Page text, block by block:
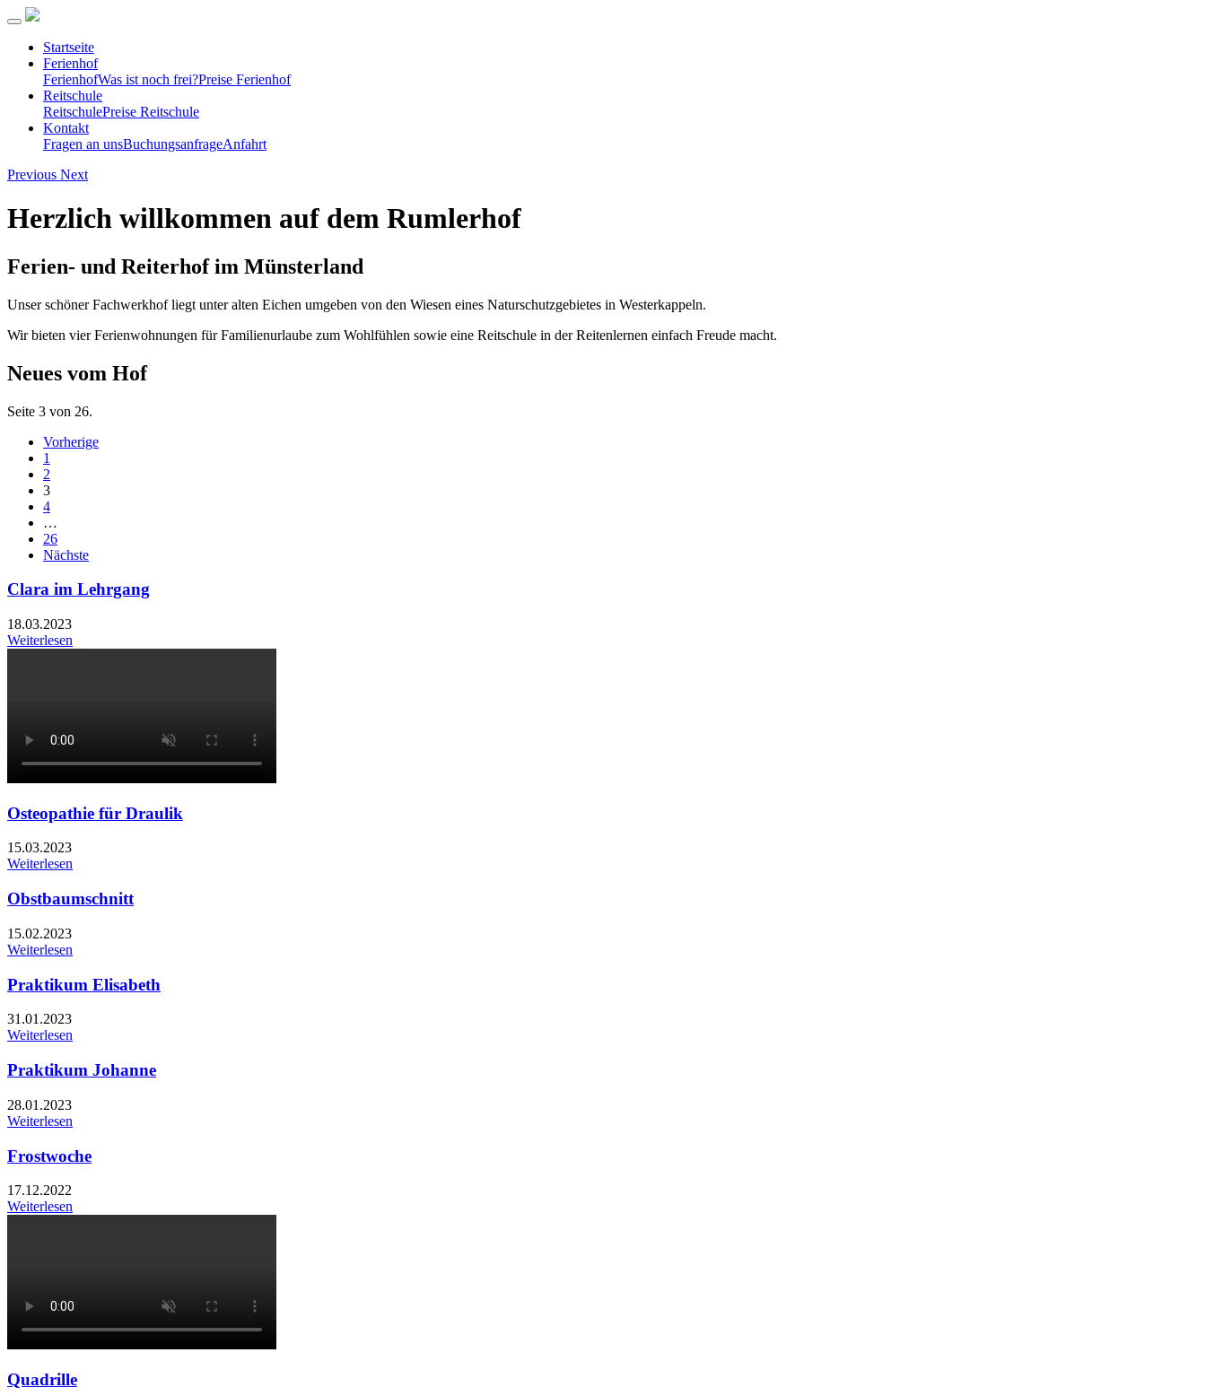
Startseite
Ferienhof
FerienhofWas ist noch frei?Preise Ferienhof
Reitschule
ReitschulePreise Reitschule
Kontakt
Fragen an unsBuchungsanfrageAnfahrt
Previous Next
Herzlich willkommen auf dem Rumlerhof
Ferien- und Reiterhof im Münsterland
Unser schöner Fachwerkhof liegt unter alten Eichen umgeben von den Wiesen eines Naturschutzgebietes in Westerkappeln.
Wir bieten vier Ferienwohnungen für Familienurlaube zum Wohlfühlen sowie eine Reitschule in der Reitenlernen einfach Freude macht.
Neues vom Hof
Seite 3 von 26.
Vorherige
1
2
3
4
…
26
Nächste
Clara im Lehrgang
18.03.2023
Weiterlesen
Osteopathie für Draulik
15.03.2023
Weiterlesen
Obstbaumschnitt
15.02.2023
Weiterlesen
Praktikum Elisabeth
31.01.2023
Weiterlesen
Praktikum Johanne
28.01.2023
Weiterlesen
Frostwoche
17.12.2022
Weiterlesen
Quadrille